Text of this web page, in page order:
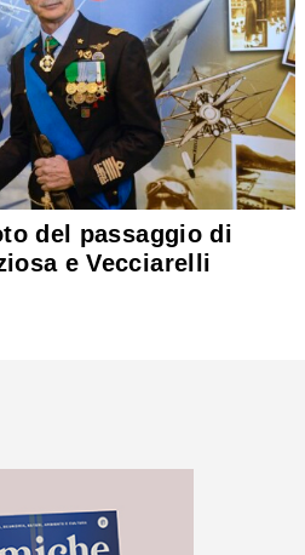
del passaggio di
e Vecciarelli